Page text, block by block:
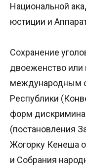
Национальной
юстиции и
Сохранение
двоеженство или
международным
Республики
форм
(постановления
Жогорку Кенеша
и Собрания